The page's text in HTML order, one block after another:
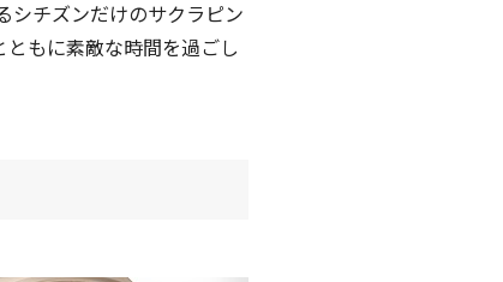
シチズンだけのサクラピン
もに素敵な時間を過ごし